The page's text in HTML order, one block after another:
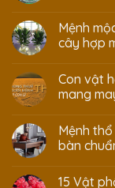
Mệnh
cây hợp
Con vật
mang
Mệnh
bàn
15 Vật